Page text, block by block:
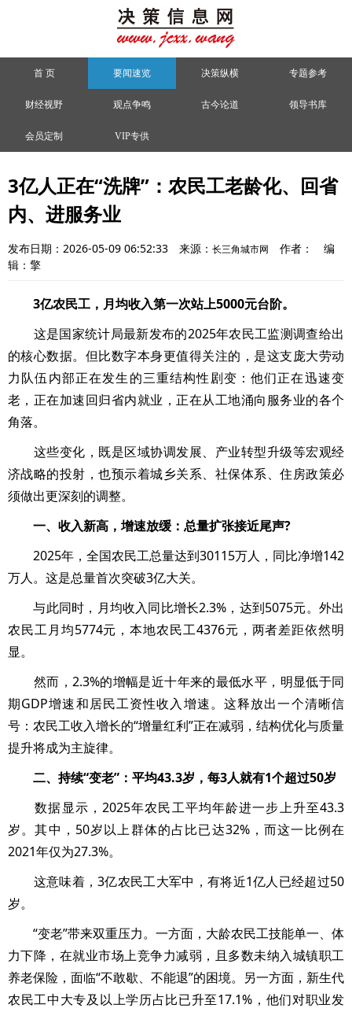
首 页 要闻速览 决策纵横 专题参考
财经视野 观点争鸣 古今论道 领导书库
会员定制 VIP专供
3亿人正在“洗牌”：农民工老龄化、回省
内、进服务业
发布日期：2026-05-09 06:52:33 来源： 长三角城市网 作者：
编
辑：擎
3亿农民工，月均收入第一次站上5000元台阶。
这是国家统计局最新发布的2025年农民工监测调查给出
的核心数据。但比数字本身更值得关注的，是这支庞大劳动
力队伍内部正在发生的三重结构性剧变：他们正在迅速变
老，正在加速回归省内就业，正在从工地涌向服务业的各个
角落。
这些变化，既是区域协调发展、产业转型升级等宏观经
济战略的投射，也预示着城乡关系、社保体系、住房政策必
须做出更深刻的调整。
一、收入新高，增速放缓：总量扩张接近尾声?
2025年，全国农民工总量达到30115万人，同比净增142
万人。这是总量首次突破3亿大关。
与此同时，月均收入同比增长2.3%，达到5075元。外出
农民工月均5774元，本地农民工4376元，两者差距依然明
显。
然而，2.3%的增幅是近十年来的最低水平，明显低于同
期GDP增速和居民工资性收入增速。这释放出一个清晰信
号：农民工收入增长的“增量红利”正在减弱，结构优化与质量
提升将成为主旋律。
二、持续“变老”：平均43.3岁，每3人就有1个超过50岁
数据显示，2025年农民工平均年龄进一步上升至43.3
岁。其中，50岁以上群体的占比已达32%，而这一比例在
2021年仅为27.3%。
这意味着，3亿农民工大军中，有将近1亿人已经超过50
岁。
“变老”带来双重压力。一方面，大龄农民工技能单一、体
力下降，在就业市场上竞争力减弱，且多数未纳入城镇职工
养老保险，面临“不敢歇、不能退”的困境。另一方面，新生代
农民工中大专及以上学历占比已升至17.1%，他们对职业发